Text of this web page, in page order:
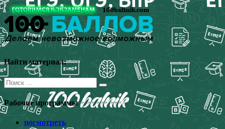
Перейти
к
содержимому
Найти материал:
Поиск
для:
Рабочие программы
посмотреть